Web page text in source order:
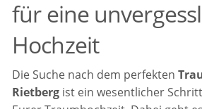
für eine
Hochzeit
Die Suche nach dem perfekten
Rietberg ist ein wesentlicher